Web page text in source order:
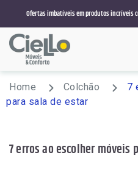
Ofertas imbatíveis em produtos incríveis
Menu
Busque por sofá,
Estofados/Sofás
Home Colchão
7
para sala de estar
7 erros ao escolher móveis